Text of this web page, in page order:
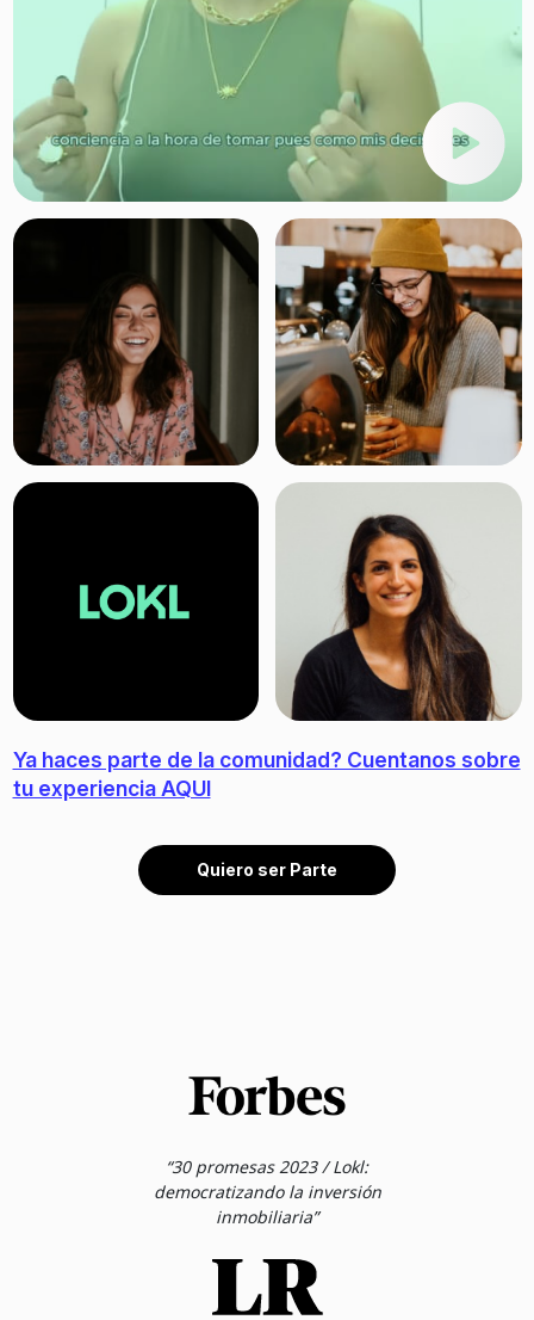
Ya haces parte de la comunidad? Cuentanos sobre
tu experiencia AQUI
Quiero ser Parte
“30 promesas 2023 / Lokl:
democratizando la inversión
inmobiliaria”